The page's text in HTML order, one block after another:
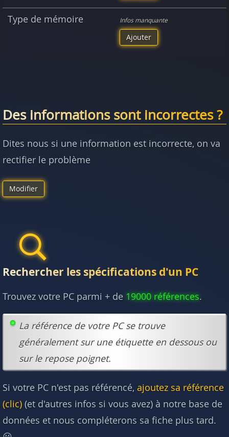
Type de mémoire Infos manquante
Ajouter
Des informations sont incorrectes ?
Dites nous si une information est incorrecte, on va
rectifier le problème
Modifier
Rechercher les spécifications d'un PC
Trouvez votre PC parmi + de 19000 références.
La référence de votre PC se trouve
généralement sur une étiquette en dessous ou
sur le repose poignet.
Si votre PC n'est pas référencé, ajoutez sa référence
(clic) (et d'autres infos si vous avez) à notre base de
données et nous compléterons sa fiche plus tard.